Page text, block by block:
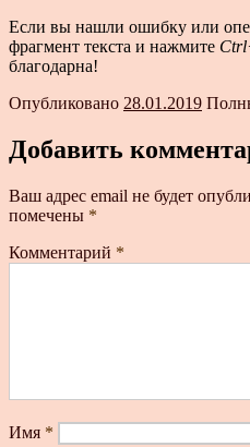
Если вы нашли ошибку или
фрагмент текста и нажмите
благодарна!
Опубликовано 28.01.2019
Добавить
Ваш адрес email не будет
помечены *
Комментарий *
Имя *